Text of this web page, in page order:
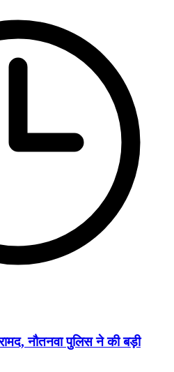
नौतनवा पुलिस ने की बड़ी